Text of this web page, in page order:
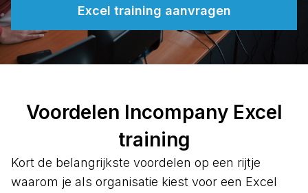
Excel training aanvragen
Voordelen Incompany Excel
training
Kort de belangrijkste voordelen op een rijtje
waarom je als organisatie kiest voor een Excel